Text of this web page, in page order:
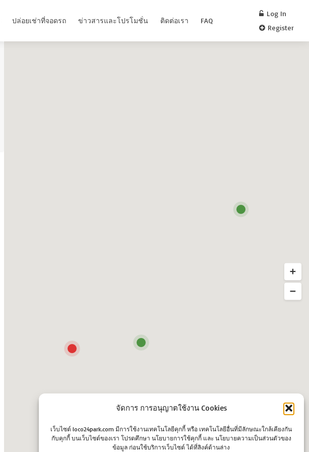
จัดการ การอนุญาตใช้งาน Cookies
เว็บไซต์ loco24park.com มีการใช้งานเทคโนโลยีคุกกี้ หรือ เทคโนโลยีอื่นที่มีลักษณะใกล้เคียงกัน
กับคุกกี้ บนเว็บไซต์ของเรา โปรดศึกษา นโยบายการใช้คุกกี้ และ นโยบายความเป็นส่วนตัวของ
ข้อมูล ก่อนใช้บริการเว็บไซต์ ได้ที่ลิงค์ด้านล่าง
ปล่อยเช่าที่จอดรถ ข่าวสารและโปรโมชั่น ติดต่อเรา FAQ
Log In
Register